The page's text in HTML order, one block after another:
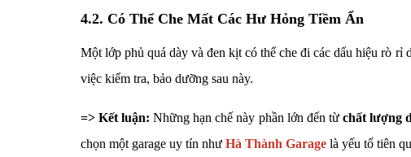
4.2. Có Thể Che Mất Các Hư Hỏng Tiềm Ẩn
Một lớp phủ quá dày và đen kịt có thể che đi các dấu hiệu rò
việc kiểm tra, bảo dưỡng sau này.
=> Kết luận: Những hạn chế này phần lớn đến từ chất lượng
chọn một garage uy tín như Hà Thành Garage là yếu tố tiên